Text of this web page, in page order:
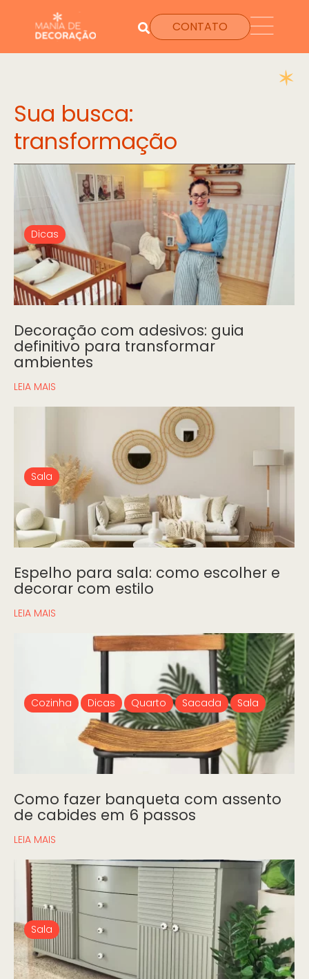
CONTATO
Sua busca:
transformação
Dicas
Decoração com adesivos: guia
definitivo para transformar
ambientes
LEIA MAIS
Sala
Espelho para sala: como escolher e
decorar com estilo
LEIA MAIS
Cozinha Dicas Quarto Sacada Sala
Como fazer banqueta com assento
de cabides em 6 passos
LEIA MAIS
Sala